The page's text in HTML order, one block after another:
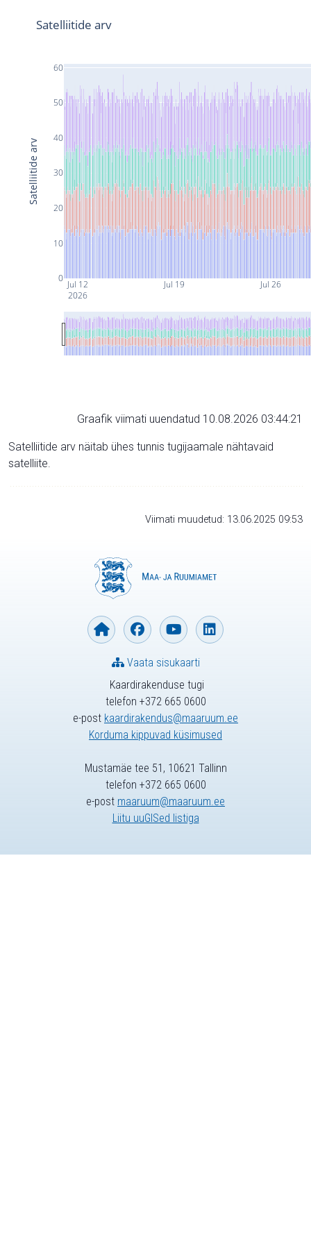
Jul 12
2026
Jul 19 Jul 26
0
10
20
30
40
50
60
Satelliitide arv
Satelliitide arv
Graafik viimati uuendatud 10.08.2026 03:44:21
Satelliitide arv näitab ühes tunnis tugijaamale nähtavaid
satelliite.
Viimati muudetud: 13.06.2025 09:53
Kaardirakenduse tugi
telefon +372 665 0600
e-post kaardirakendus@maaruum.ee
Korduma kippuvad küsimused
Vaata sisukaarti
Mustamäe tee 51, 10621 Tallinn
telefon +372 665 0600
e-post maaruum@maaruum.ee
Liitu uuGISed listiga